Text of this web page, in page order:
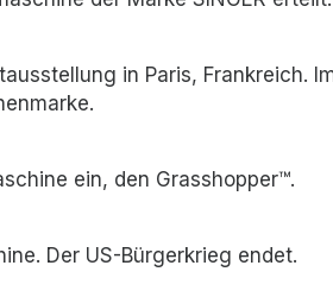
in Paris, Frankreich.
ein, den Grasshopper™.
Der US-Bürgerkrieg endet.